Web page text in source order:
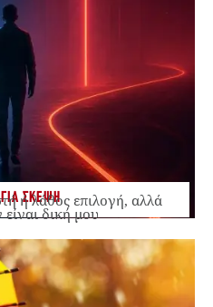
ΣΚΕΨΗ
ή λάθος επιλογή, αλλά
δική μου